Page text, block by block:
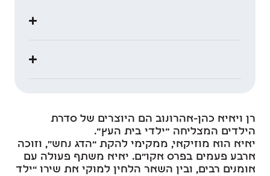
רן ויאיא כהן-אהרונוב הם היוצרים של סדרת
הילדים המצליחה "ילדי בית העץ".
יאיא הוא מוזיקאי, ממקימי להקת “הדג נחש”, וזוכה
ארבע פעמים בפרס אקו”ם. יאיא משתף פעולה עם
אומנים רבים, ובין השאר הלחין למוקי את שירו “ילד